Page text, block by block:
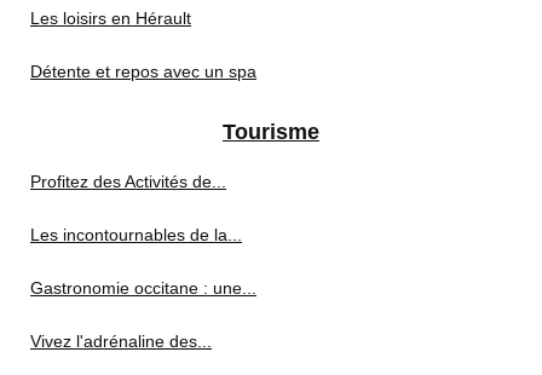
Les loisirs en Hérault
Détente et repos avec un spa
Tourisme
Profitez des Activités de...
Les incontournables de la...
Gastronomie occitane : une...
Vivez l'adrénaline des...